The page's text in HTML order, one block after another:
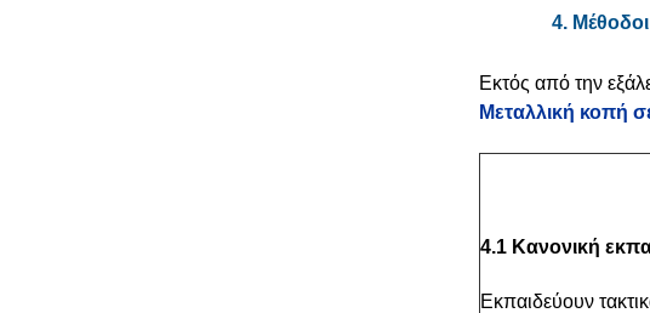
4.
Εκτός από την
Μεταλλική κοπή
4.1 Κανονική
Εκπαιδεύουν